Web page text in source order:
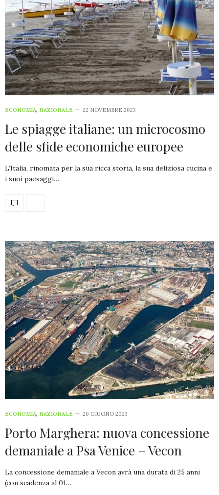
ECONOMIA, NAZIONALE 22 NOVEMBRE 2023
Le spiagge italiane: un microcosmo
delle sfide economiche europee
L’Italia, rinomata per la sua ricca storia, la sua deliziosa cucina e
i suoi paesaggi…
ECONOMIA, NAZIONALE 20 GIUGNO 2023
Porto Marghera: nuova concessione
demaniale a Psa Venice – Vecon
La concessione demaniale a Vecon avrà una durata di 25 anni
(con scadenza al 01…